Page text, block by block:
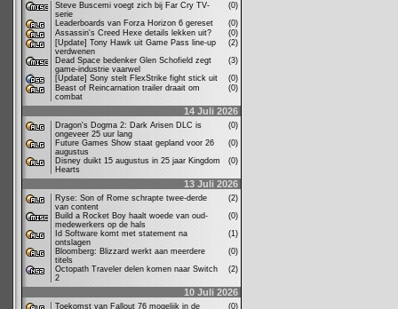
Steve Buscemi voegt zich bij Far Cry TV-
serie
(0)
Leaderboards van Forza Horizon 6 gereset
(0)
Assassin's Creed Hexe details lekken uit?
(0)
[Update] Tony Hawk uit Game Pass line-up
verdwenen
(2)
Dead Space bedenker Glen Schofield zegt
game-industrie vaarwel
(3)
[Update] Sony stelt FlexStrike fight stick uit
(0)
Beast of Reincarnation trailer draait om
combat
(0)
14 Juli 2026
Dragon's Dogma 2: Dark Arisen DLC is
ongeveer 25 uur lang
(0)
Future Games Show staat gepland voor 26
augustus
(0)
Disney duikt 15 augustus in 25 jaar Kingdom
Hearts
(0)
13 Juli 2026
Ryse: Son of Rome schrapte twee-derde
van content
(2)
Build a Rocket Boy haalt woede van oud-
medewerkers op de hals
(0)
Id Software komt met statement na
ontslagen
(1)
Bloomberg: Blizzard werkt aan meerdere
titels
(0)
Octopath Traveler delen komen naar Switch
2
(2)
10 Juli 2026
Toekomst van Fallout 76 mogelijk in de (0)